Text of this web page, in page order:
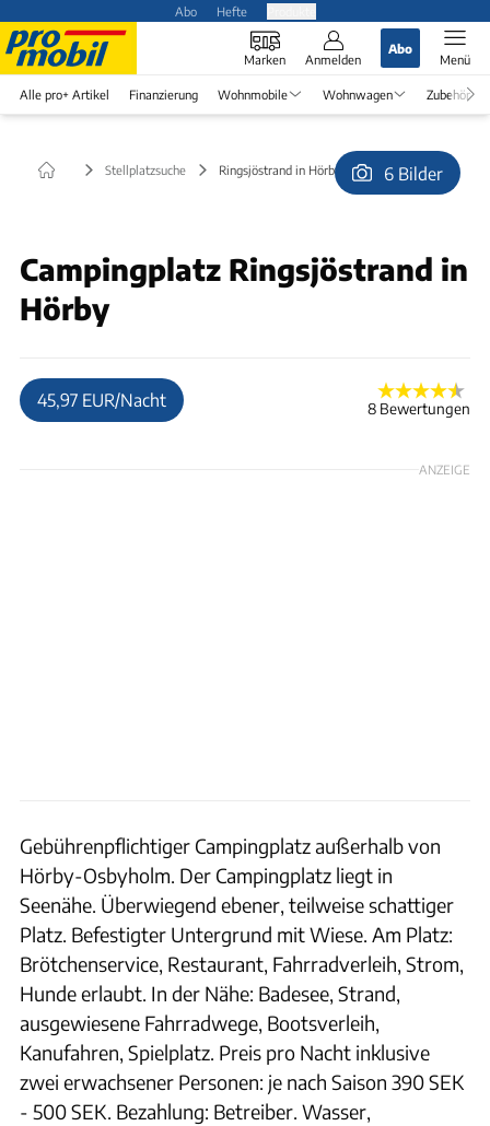
Abo Hefte
Marken Anmelden
Abo
Menü
Alle pro+ Artikel Finanzierung Wohnmobile Wohnwagen Zubehör
Stellplatzsuche Ringsjöstrand in Hörby 6 Bilder
Campingplatz Ringsjöstrand in
Hörby
45,97 EUR/Nacht 8 Bewertungen
ANZEIGE
Gebührenpflichtiger Campingplatz außerhalb von
Hörby-Osbyholm. Der Campingplatz liegt in
Seenähe. Überwiegend ebener, teilweise schattiger
Platz. Befestigter Untergrund mit Wiese. Am Platz:
Brötchenservice, Restaurant, Fahrradverleih, Strom,
Hunde erlaubt. In der Nähe: Badesee, Strand,
ausgewiesene Fahrradwege, Bootsverleih,
Kanufahren, Spielplatz. Preis pro Nacht inklusive
zwei erwachsener Personen: je nach Saison 390 SEK
- 500 SEK. Bezahlung: Betreiber. Wasser,